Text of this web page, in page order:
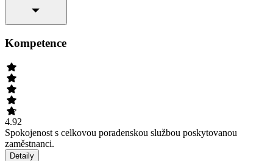
Kompetence
4.92
Spokojenost s celkovou poradenskou službou poskytovanou
zaměstnanci.
Detaily